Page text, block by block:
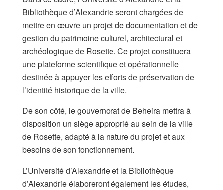
Bibliothèque d’Alexandrie seront chargées de
mettre en œuvre un projet de documentation et de
gestion du patrimoine culturel, architectural et
archéologique de Rosette. Ce projet constituera
une plateforme scientifique et opérationnelle
destinée à appuyer les efforts de préservation de
l’identité historique de la ville.
De son côté, le gouvernorat de Beheira mettra à
disposition un siège approprié au sein de la ville
de Rosette, adapté à la nature du projet et aux
besoins de son fonctionnement.
L’Université d’Alexandrie et la Bibliothèque
d’Alexandrie élaboreront également les études,